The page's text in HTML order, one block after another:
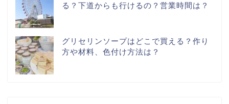
る？下道からも行けるの？営業時間は？
グリセリンソープはどこで買える？作り
方や材料、色付け方法は？